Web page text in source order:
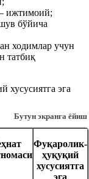
ижтимоий;
бўйича
ходимлар учун
татбиқ
хусусиятга эга
Фуқаролик-
ҳуқуқий
хусусиятга
эга
Бутун экранга ёйиш